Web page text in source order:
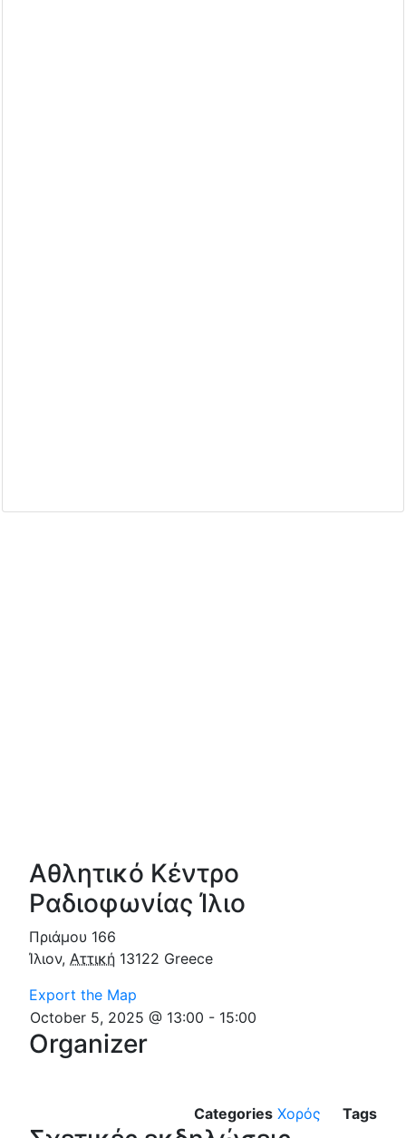
Αθλητικό Κέντρο
Ραδιοφωνίας Ίλιο
Πριάμου 166
Ίλιον, Αττική 13122 Greece
Export the Map
October 5, 2025 @ 13:00 - 15:00
Organizer
Categories Χορός Tags